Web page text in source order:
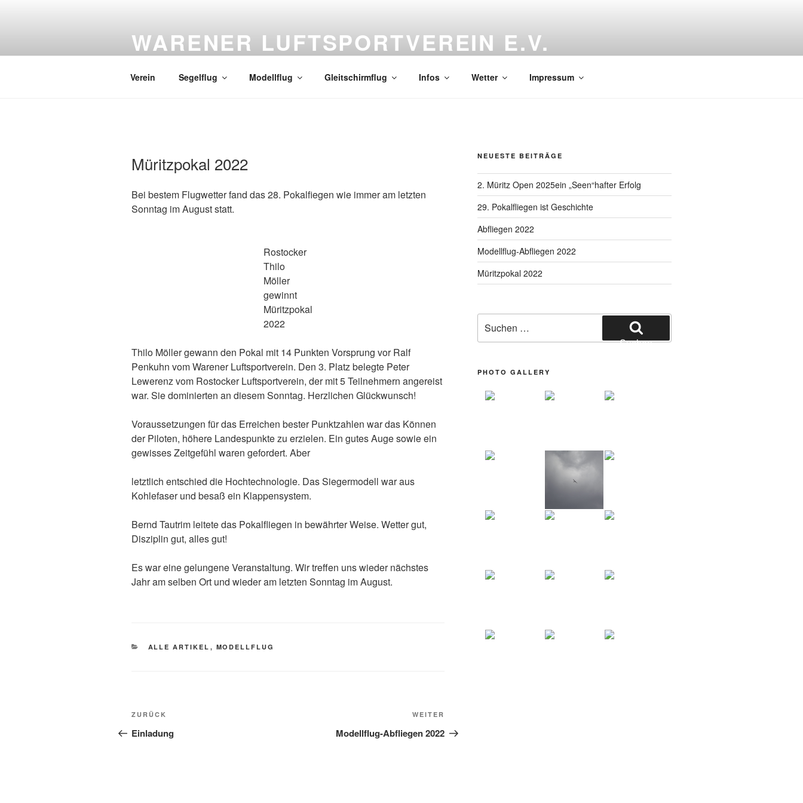
WARENER LUFTSPORTVEREIN E.V.
Verein Segelflug Modellflug Gleitschirmflug Infos Wetter Impressum
Müritzpokal 2022
Bei bestem Flugwetter fand das 28. Pokalfiegen wie immer am letzten
Sonntag im August statt.
Rostocker
Thilo
Möller
gewinnt
Müritzpokal
2022
Thilo Möller gewann den Pokal mit 14 Punkten Vorsprung vor Ralf
Penkuhn vom Warener Luftsportverein. Den 3. Platz belegte Peter
Lewerenz vom Rostocker Luftsportverein, der mit 5 Teilnehmern angereist
war. Sie dominierten an diesem Sonntag. Herzlichen Glückwunsch!
Voraussetzungen für das Erreichen bester Punktzahlen war das Können
der Piloten, höhere Landespunkte zu erzielen. Ein gutes Auge sowie ein
gewisses Zeitgefühl waren gefordert. Aber
letztlich entschied die Hochtechnologie. Das Siegermodell war aus
Kohlefaser und besaß ein Klappensystem.
Bernd Tautrim leitete das Pokalfliegen in bewährter Weise. Wetter gut,
Disziplin gut, alles gut!
Es war eine gelungene Veranstaltung. Wir treffen uns wieder nächstes
Jahr am selben Ort und wieder am letzten Sonntag im August.
KATEGORIEN
ALLE ARTIKEL , MODELLFLUG
Beitragsnavigation
Vorheriger Beitrag
ZURÜCK
Einladung
WEITER
Modellflug-Abfliegen 2022
NEUESTE BEITRÄGE
2. Müritz Open 2025ein „Seen“hafter Erfolg
29. Pokalfliegen ist Geschichte
Abfliegen 2022
Modellflug-Abfliegen 2022
Müritzpokal 2022
Suchen
PHOTO GALLERY